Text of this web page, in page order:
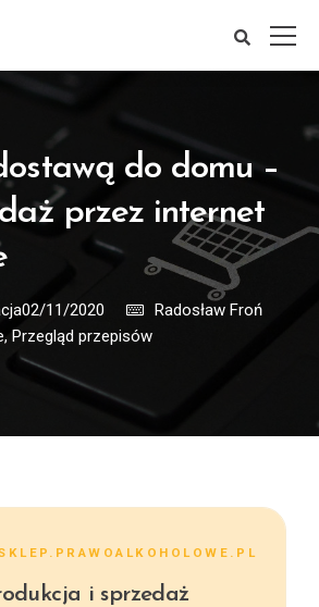
do domu –
przez internet
11/2020
Radosław Froń
, Przegląd przepisów
i sprzedaż